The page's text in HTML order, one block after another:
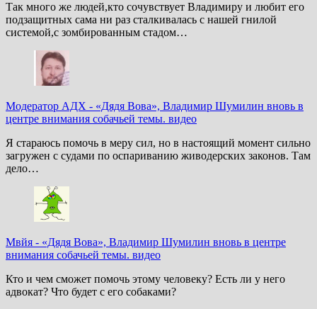
Так много же людей,кто сочувствует Владимиру и любит его
подзащитных сама ни раз сталкивалась с нашей гнилой
системой,с зомбированным стадом…
Модератор АДХ - «Дядя Вова», Владимир Шумилин вновь в
центре внимания собачьей темы. видео
Я стараюсь помочь в меру сил, но в настоящий момент сильно
загружен с судами по оспариванию живодерских законов. Там
дело…
Мвйя - «Дядя Вова», Владимир Шумилин вновь в центре
внимания собачьей темы. видео
Кто и чем сможет помочь этому человеку? Есть ли у него
адвокат? Что будет с его собаками?